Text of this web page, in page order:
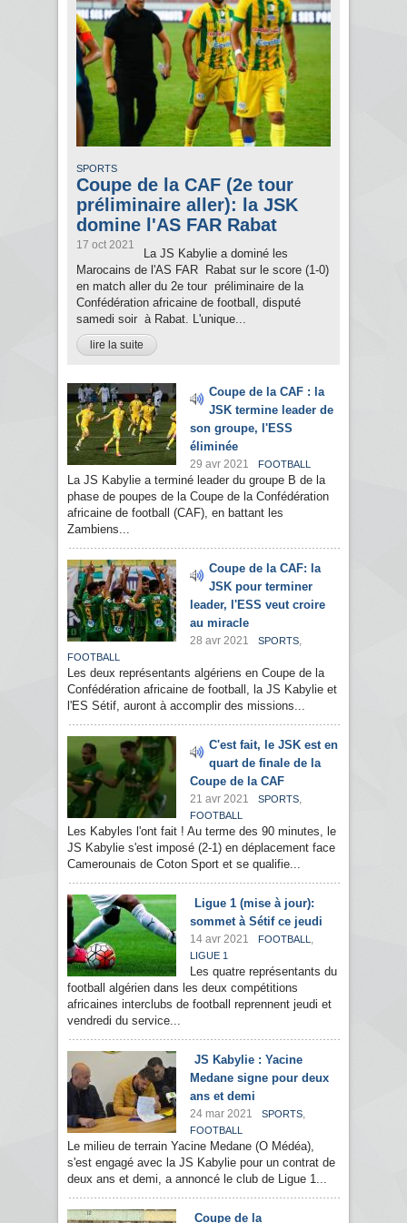
SPORTS
Coupe de la CAF (2e tour
préliminaire aller): la JSK
domine l'AS FAR Rabat
17 oct 2021
La JS Kabylie a dominé les
Marocains de l'AS FAR Rabat sur le score (1-0)
en match aller du 2e tour préliminaire de la
Confédération africaine de football, disputé
samedi soir à Rabat. L'unique...
lire la suite
Coupe de la CAF : la
JSK termine leader de
son groupe, l'ESS
éliminée
29 avr 2021 FOOTBALL
La JS Kabylie a terminé leader du groupe B de la
phase de poupes de la Coupe de la Confédération
africaine de football (CAF), en battant les
Zambiens...
Coupe de la CAF: la
JSK pour terminer
leader, l'ESS veut croire
au miracle
28 avr 2021 SPORTS,
FOOTBALL
Les deux représentants algériens en Coupe de la
Confédération africaine de football, la JS Kabylie et
l'ES Sétif, auront à accomplir des missions...
C'est fait, le JSK est en
quart de finale de la
Coupe de la CAF
21 avr 2021 SPORTS,
FOOTBALL
Les Kabyles l'ont fait ! Au terme des 90 minutes, le
JS Kabylie s'est imposé (2-1) en déplacement face
Camerounais de Coton Sport et se qualifie...
Ligue 1 (mise à jour):
sommet à Sétif ce jeudi
14 avr 2021 FOOTBALL ,
LIGUE 1
Les quatre représentants du
football algérien dans les deux compétitions
africaines interclubs de football reprennent jeudi et
vendredi du service...
JS Kabylie : Yacine
Medane signe pour deux
ans et demi
24 mar 2021 SPORTS,
FOOTBALL
Le milieu de terrain Yacine Medane (O Médéa),
s'est engagé avec la JS Kabylie pour un contrat de
deux ans et demi, a annoncé le club de Ligue 1...
Coupe de la